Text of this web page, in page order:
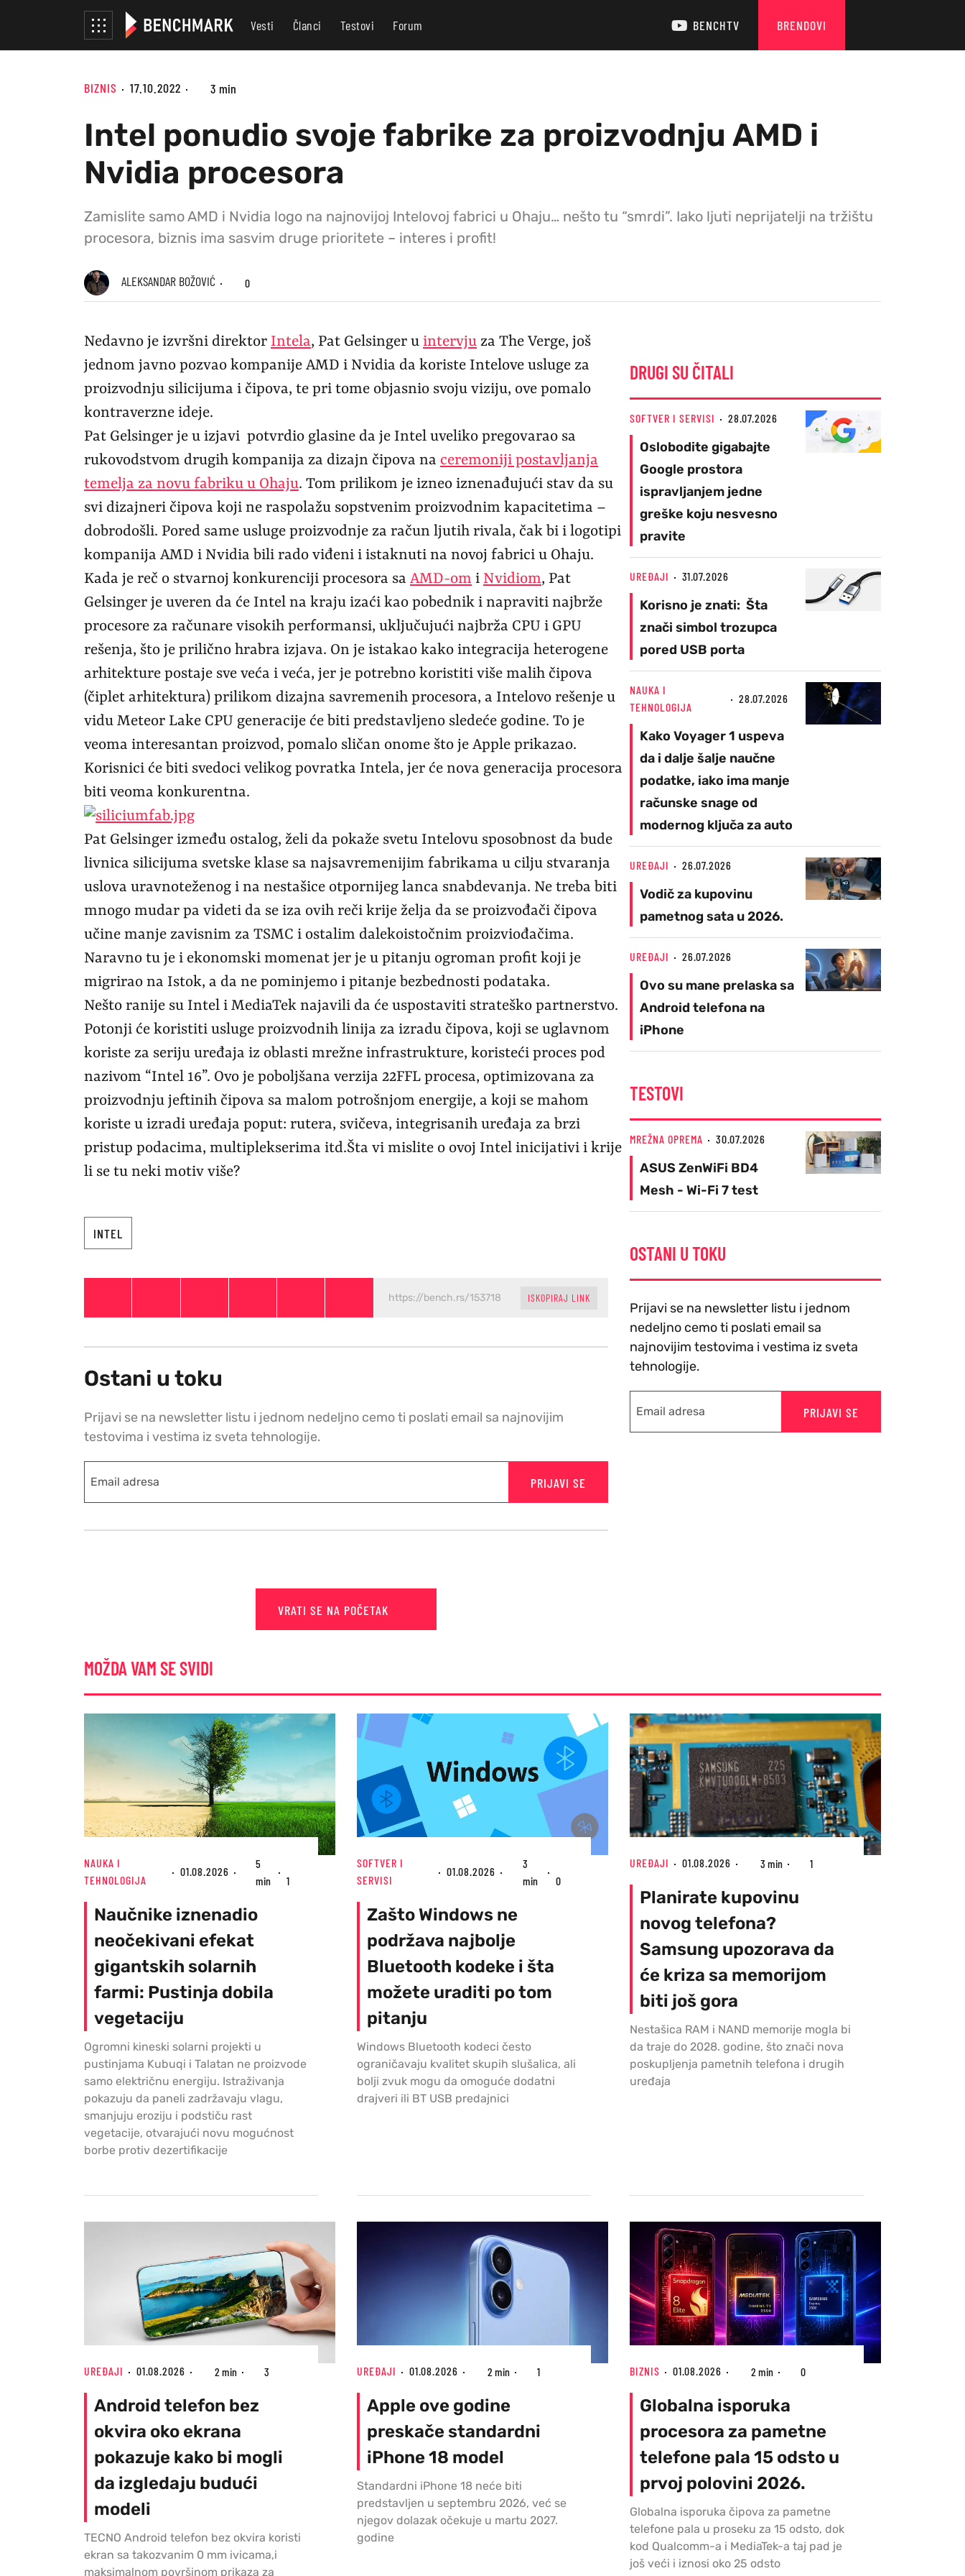
Vesti Članci Testovi Forum BENCHTV BRENDOVI
BIZNIS 17.10.2022 3 min
Intel ponudio svoje fabrike za proizvodnju AMD i
Nvidia procesora
Zamislite samo AMD i Nvidia logo na najnovijoj Intelovoj fabrici u Ohaju… nešto tu “smrdi”. Iako ljuti neprijatelji na tržištu
procesora, biznis ima sasvim druge prioritete – interes i profit!
ALEKSANDAR BOŽOVIĆ 0
Nedavno je izvršni direktor Intela, Pat Gelsinger u intervju za The Verge, još
jednom javno pozvao kompanije AMD i Nvidia da koriste Intelove usluge za
proizvodnju silicijuma i čipova, te pri tome objasnio svoju viziju, ove pomalo
kontraverzne ideje.
Pat Gelsinger je u izjavi potvrdio glasine da je Intel uveliko pregovarao sa
rukovodstvom drugih kompanija za dizajn čipova na ceremoniji postavljanja
temelja za novu fabriku u Ohaju. Tom prilikom je izneo iznenađujući stav da su
svi dizajneri čipova koji ne raspolažu sopstvenim proizvodnim kapacitetima –
dobrodošli. Pored same usluge proizvodnje za račun ljutih rivala, čak bi i logotipi
kompanija AMD i Nvidia bili rado viđeni i istaknuti na novoj fabrici u Ohaju.
Kada je reč o stvarnoj konkurenciji procesora sa AMD-om i Nvidiom, Pat
Gelsinger je uveren da će Intel na kraju izaći kao pobednik i napraviti najbrže
procesore za računare visokih performansi, uključujući najbrža CPU i GPU
rešenja, što je prilično hrabra izjava. On je istakao kako integracija heterogene
arhitekture postaje sve veća i veća, jer je potrebno koristiti više malih čipova
(čiplet arhitektura) prilikom dizajna savremenih procesora, a Intelovo rešenje u
vidu Meteor Lake CPU generacije će biti predstavljeno sledeće godine. To je
veoma interesantan proizvod, pomalo sličan onome što je Apple prikazao.
Korisnici će biti svedoci velikog povratka Intela, jer će nova generacija procesora
biti veoma konkurentna.
Pat Gelsinger između ostalog, želi da pokaže svetu Intelovu sposobnost da bude
livnica silicijuma svetske klase sa najsavremenijim fabrikama u cilju stvaranja
uslova uravnoteženog i na nestašice otpornijeg lanca snabdevanja. Ne treba biti
mnogo mudar pa videti da se iza ovih reči krije želja da se proizvođači čipova
učine manje zavisnim za TSMC i ostalim dalekoistočnim proizviođačima.
Naravno tu je i ekonomski momenat jer je u pitanju ogroman profit koji je
migrirao na Istok, a da ne pominjemo i pitanje bezbednosti podataka.
Nešto ranije su Intel i MediaTek najavili da će uspostaviti strateško partnerstvo.
Potonji će koristiti usluge proizvodnih linija za izradu čipova, koji se uglavnom
koriste za seriju uređaja iz oblasti mrežne infrastrukture, koristeći proces pod
nazivom “Intel 16”. Ovo je poboljšana verzija 22FFL procesa, optimizovana za
proizvodnju jeftinih čipova sa malom potrošnjom energije, a koji se mahom
koriste u izradi uređaja poput: rutera, svičeva, integrisanih uređaja za brzi
pristup podacima, multiplekserima itd.Šta vi mislite o ovoj Intel inicijativi i krije
li se tu neki motiv više?
INTEL
ISKOPIRAJ LINK
Ostani u toku
Prijavi se na newsletter listu i jednom nedeljno cemo ti poslati email sa najnovijim
testovima i vestima iz sveta tehnologije.
PRIJAVI SE
VRATI SE NA POČETAK
DRUGI SU ČITALI
SOFTVER I SERVISI 28.07.2026
Oslobodite gigabajte
Google prostora
ispravljanjem jedne
greške koju nesvesno
pravite
UREĐAJI 31.07.2026
Korisno je znati: Šta
znači simbol trozupca
pored USB porta
NAUKA I
TEHNOLOGIJA
28.07.2026
Kako Voyager 1 uspeva
da i dalje šalje naučne
podatke, iako ima manje
računske snage od
modernog ključa za auto
UREĐAJI 26.07.2026
Vodič za kupovinu
pametnog sata u 2026.
UREĐAJI 26.07.2026
Ovo su mane prelaska sa
Android telefona na
iPhone
TESTOVI
MREŽNA OPREMA 30.07.2026
ASUS ZenWiFi BD4
Mesh - Wi-Fi 7 test
OSTANI U TOKU
Prijavi se na newsletter listu i jednom
nedeljno cemo ti poslati email sa
najnovijim testovima i vestima iz sveta
tehnologije.
PRIJAVI SE
MOŽDA VAM SE SVIDI
NAUKA I
TEHNOLOGIJA
01.08.2026
5
min
1
Naučnike iznenadio
neočekivani efekat
gigantskih solarnih
farmi: Pustinja dobila
vegetaciju
Ogromni kineski solarni projekti u
pustinjama Kubuqi i Talatan ne proizvode
samo električnu energiju. Istraživanja
pokazuju da paneli zadržavaju vlagu,
smanjuju eroziju i podstiču rast
vegetacije, otvarajući novu mogućnost
borbe protiv dezertifikacije
SOFTVER I
SERVISI
01.08.2026
3
min
0
Zašto Windows ne
podržava najbolje
Bluetooth kodeke i šta
možete uraditi po tom
pitanju
Windows Bluetooth kodeci često
ograničavaju kvalitet skupih slušalica, ali
bolji zvuk mogu da omoguće dodatni
drajveri ili BT USB predajnici
UREĐAJI 01.08.2026 3 min 1
Planirate kupovinu
novog telefona?
Samsung upozorava da
će kriza sa memorijom
biti još gora
Nestašica RAM i NAND memorije mogla bi
da traje do 2028. godine, što znači nova
poskupljenja pametnih telefona i drugih
uređaja
UREĐAJI 01.08.2026 2 min 3
Android telefon bez
okvira oko ekrana
pokazuje kako bi mogli
da izgledaju budući
modeli
TECNO Android telefon bez okvira koristi
ekran sa takozvanim 0 mm ivicama,i
maksimalnom površinom prikaza za
UREĐAJI 01.08.2026 2 min 1
Apple ove godine
preskače standardni
iPhone 18 model
Standardni iPhone 18 neće biti
predstavljen u septembru 2026, već se
njegov dolazak očekuje u martu 2027.
godine
BIZNIS 01.08.2026 2 min 0
Globalna isporuka
procesora za pametne
telefone pala 15 odsto u
prvoj polovini 2026.
Globalna isporuka čipova za pametne
telefone pala u proseku za 15 odsto, dok
kod Qualcomm-a i MediaTek-a taj pad je
još veći i iznosi oko 25 odsto